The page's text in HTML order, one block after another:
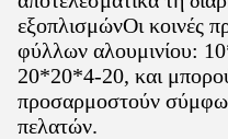
εξοπλισμώνΟι κοινές
φύλλων αλουμινίου:
20*20*4-20, και
προσαρμοστούν
πελατών.